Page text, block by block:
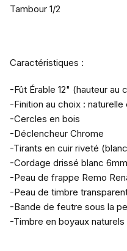
Tambour 1/2
Caractéristiques :
-Fût Érable 12" (hauteur au
-Finition au choix :
-Cercles en bois
-Déclencheur Chrome
-Tirants en cuir riveté
-Cordage drissé blanc 6mm
-Peau de frappe Remo
-Peau de timbre
-Bande de feutre sous la
-Timbre en boyaux naturels